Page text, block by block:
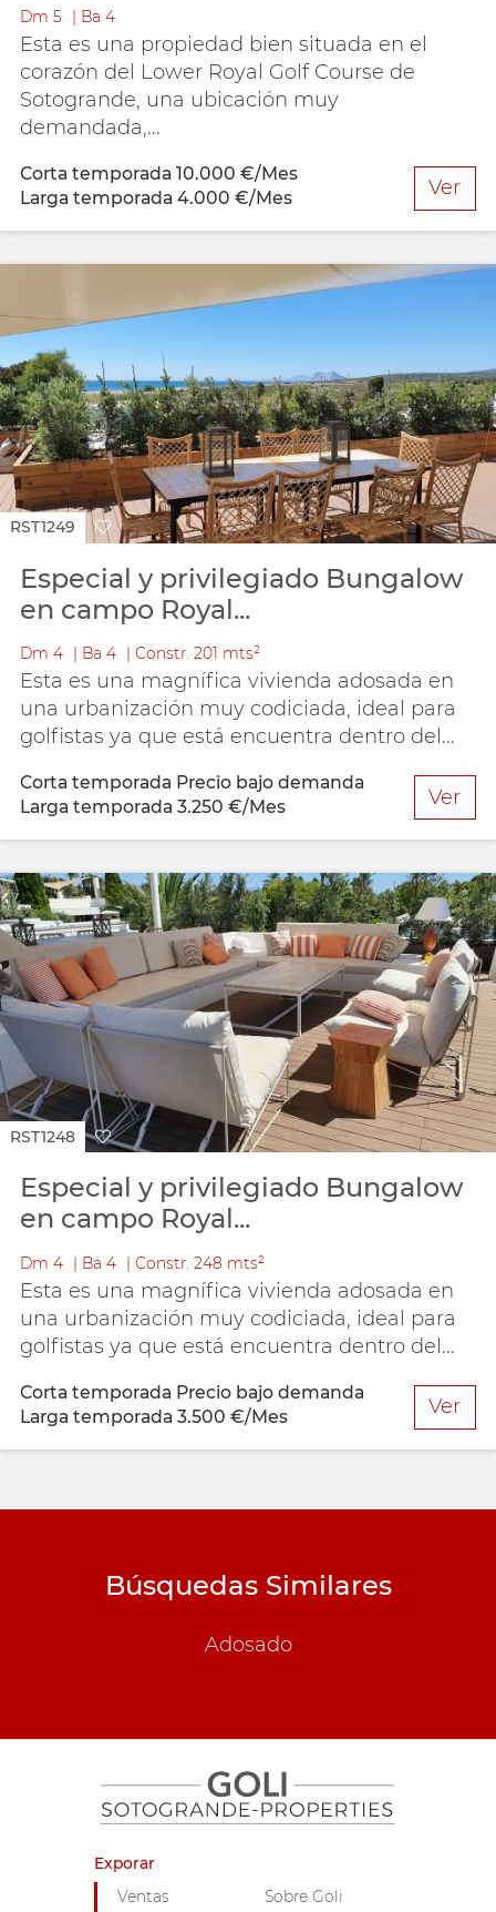
Dm 5 Ba 4
Esta es una propiedad bien situada en el
corazón del Lower Royal Golf Course de
Sotogrande, una ubicación muy
demandada,...
Corta temporada 10.000 €/Mes
Larga temporada 4.000 €/Mes Ver
RST1249
Especial y privilegiado Bungalow
en campo Royal...
Dm 4 Ba 4 Constr. 201 mts²
Esta es una magnífica vivienda adosada en
una urbanización muy codiciada, ideal para
golfistas ya que está encuentra dentro del...
Corta temporada Precio bajo demanda
Larga temporada 3.250 €/Mes Ver
RST1248
Especial y privilegiado Bungalow
en campo Royal...
Dm 4 Ba 4 Constr. 248 mts²
Esta es una magnífica vivienda adosada en
una urbanización muy codiciada, ideal para
golfistas ya que está encuentra dentro del...
Corta temporada Precio bajo demanda
Larga temporada 3.500 €/Mes Ver
Búsquedas Similares
Adosado
Exporar
Ventas
Sobre Goli